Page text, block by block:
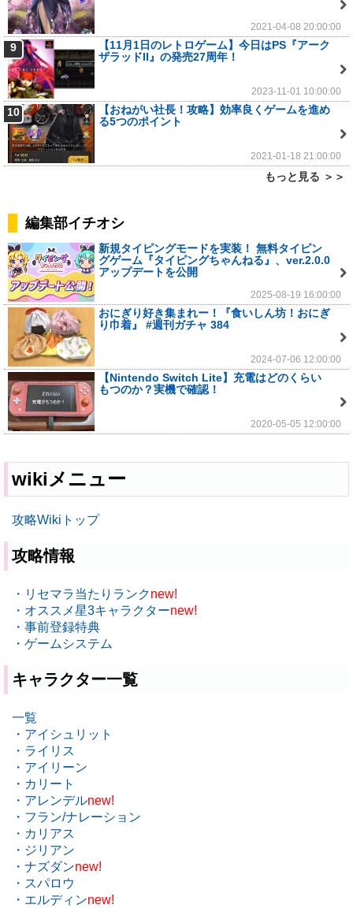
2021-04-08 20:00:00
9
【11月1日のレトロゲーム】今日はPS『アーク
ザラッドII』の発売27周年！
2023-11-01 10:00:00
10
【おねがい社長！攻略】効率良くゲームを進め
る5つのポイント
2021-01-18 21:00:00
もっと見る ＞＞
編集部イチオシ
新規タイピングモードを実装！ 無料タイピン
グゲーム『タイピングちゃんねる』、ver.2.0.0
アップデートを公開
2025-08-19 16:00:00
おにぎり好き集まれー！『食いしん坊！おにぎ
り巾着』 #週刊ガチャ 384
2024-07-06 12:00:00
【Nintendo Switch Lite】充電はどのくらい
もつのか？実機で確認！
2020-05-05 12:00:00
wikiメニュー
攻略Wikiトップ
攻略情報
・リセマラ当たりランクnew!
・オススメ星3キャラクターnew!
・事前登録特典
・ゲームシステム
キャラクター一覧
一覧
・アイシュリット
・ライリス
・アイリーン
・カリート
・アレンデルnew!
・フラン/ナレーション
・カリアス
・ジリアン
・ナズダンnew!
・スパロウ
・エルディンnew!